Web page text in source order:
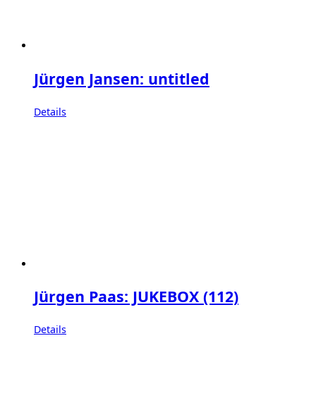
Jürgen Jansen: untitled
Details
Jürgen Paas: JUKEBOX (112)
Details